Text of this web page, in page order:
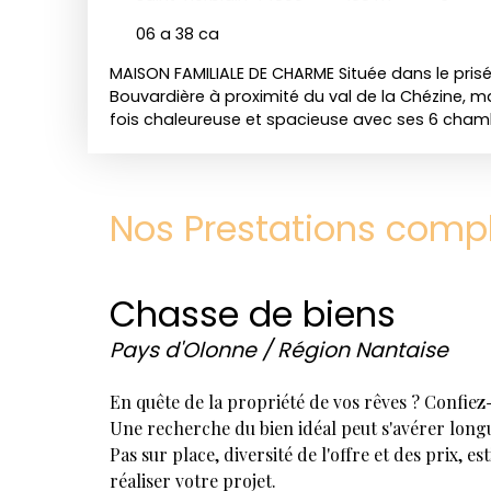
06 a 38 ca
MAISON FAMILIALE DE CHARME Située dans le
Bouvardière à proximité du val de la Chézine,
fois chaleureuse et spacieuse avec ses 6
2 chambres/Bureau, une salle d"eau et une
ouverte sur le jardin avec ses baies atelier. À
spacieuses, salle de bain, suite parentale avec
bucolique et arboré avec piscine agrémentée
dépendances et d'une cuisine d'été. Les
pied de la maison, à proximité immédiate des
confort ! Prestations rares pour le secteur!
hasard. fr & Instagram @maisonhasard
Nos Prestations
Chasse de biens
Pays d'Olonne / Région Nantaise
En quête de la propriété de vos rêves ?
Une recherche du bien idéal peut s'avérer
Pas sur place, diversité de l'offre et des prix,
réaliser votre projet.